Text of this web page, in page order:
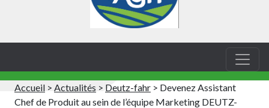
Accueil > Actualités > Deutz-fahr > Devenez Assistant
Chef de Produit au sein de l’équipe Marketing DEUTZ-